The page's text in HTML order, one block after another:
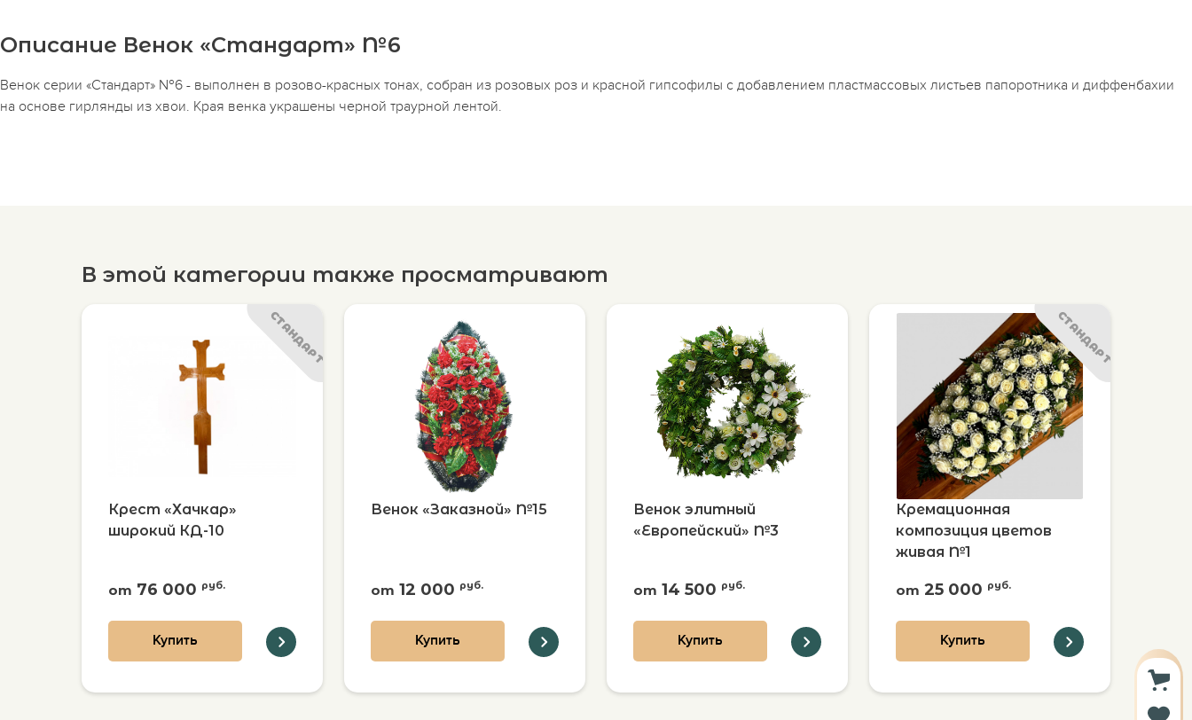
Описание Венок «Стандарт» №6
Венок серии «Стандарт» №6 - выполнен в розово-красных тонах, собран из розовых роз и красной гипсофилы с добавлением пластмассовых листьев папоротника и диффенбахии
на основе гирлянды из хвои. Края венка украшены черной траурной лентой.
В этой категории также просматривают
СТАНДАРТ
Крест «Хачкар»
широкий КД-10
от 76 000 руб.
Купить
Венок «Заказной» №15
от 12 000 руб.
Купить
Венок элитный
«Европейский» №3
от 14 500 руб.
Купить
СТАНДАРТ
Кремационная
композиция цветов
живая №1
от 25 000 руб.
Купить